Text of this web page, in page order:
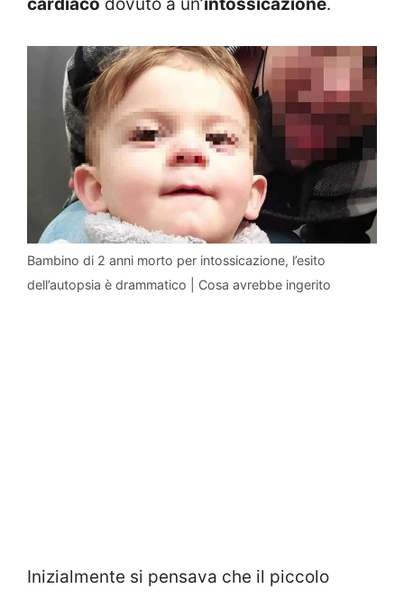
Bambino di 2 anni morto per intossicazione, l’esito
dell’autopsia è drammatico | Cosa avrebbe ingerito
Inizialmente si pensava che il piccolo